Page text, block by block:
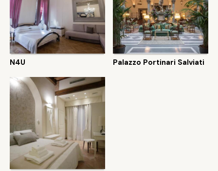
N4U Palazzo Portinari Salviati